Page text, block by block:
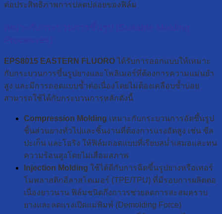
ต่อประสิทธิภาพการปลดปล่อยของฟิล์ม
EPS8015 EASTERN FLUOROได้รับการออกแบบให้เหมาะ
กับกระบวนการขึ้นรูปยางและโพลิเมอร์ที่ต้องการความแม่นยำ
สูง และมีการถอดแบบซ้ำต่อเนื่องโดยไม่ต้องเคลือบซ้ำบ่อย
สามารถใช้ได้กับกระบวนการหลักดังนี้
Compression Molding เหมาะกับกระบวนการอัดขึ้นรูป
ชิ้นส่วนยางทั่วไปและชิ้นงานที่ต้องการแรงอัดสูง เช่น ซีล
ปะเก็น และโอริง ให้ฟิล์มถอดแบบที่เรียบสม่ำเสมอและทน
ความร้อนสูงโดยไม่เสื่อมสภาพ
Injection Molding ใช้ได้ดีกับการฉีดขึ้นรูปยางหรือเทอร์
โมพลาสติกอีลาสโตเมอร์ (TPE/TPU) ที่มีรอบการผลิตต่อ
เนื่องยาวนาน ฟิล์มชนิดกึ่งถาวรช่วยลดการสะสมคราบ
ยางและลดแรงเปิดแม่พิมพ์ (Demolding Force)